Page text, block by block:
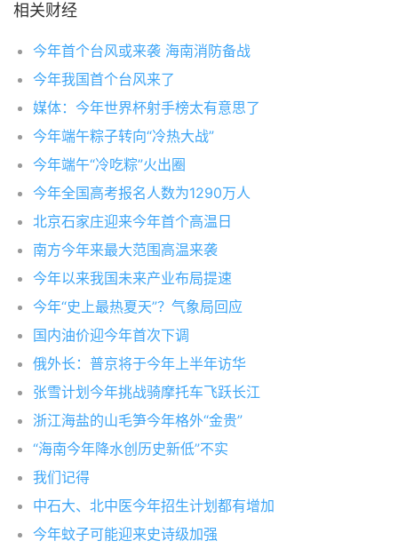
相关财经
今年首个台风或来袭 海南消防备战
今年我国首个台风来了
媒体：今年世界杯射手榜太有意思了
今年端午粽子转向“冷热大战”
今年端午“冷吃粽”火出圈
今年全国高考报名人数为1290万人
北京石家庄迎来今年首个高温日
南方今年来最大范围高温来袭
今年以来我国未来产业布局提速
今年“史上最热夏天”？气象局回应
国内油价迎今年首次下调
俄外长：普京将于今年上半年访华
张雪计划今年挑战骑摩托车飞跃长江
浙江海盐的山毛笋今年格外“金贵”
“海南今年降水创历史新低”不实
我们记得
中石大、北中医今年招生计划都有增加
今年蚊子可能迎来史诗级加强